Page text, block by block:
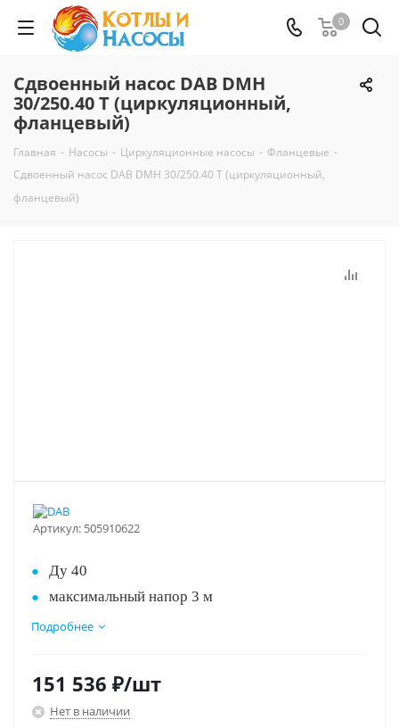
0
Сдвоенный насос DAB DMH
30/250.40 T (циркуляционный,
фланцевый)
Главная - Насосы - Циркуляционные насосы - Фланцевые -
Сдвоенный насос DAB DMH 30/250.40 T (циркуляционный,
фланцевый)
Артикул: 505910622
Ду 40
максимальный напор 3 м
монтажная длина 250 мм, 400 в
технология "мокрый ротор" (вращение на
подшипниках скольжения, которые
смазываются перекачиваемой жидкостью).
Подробнее
151 536 ₽/шт
Нет в наличии